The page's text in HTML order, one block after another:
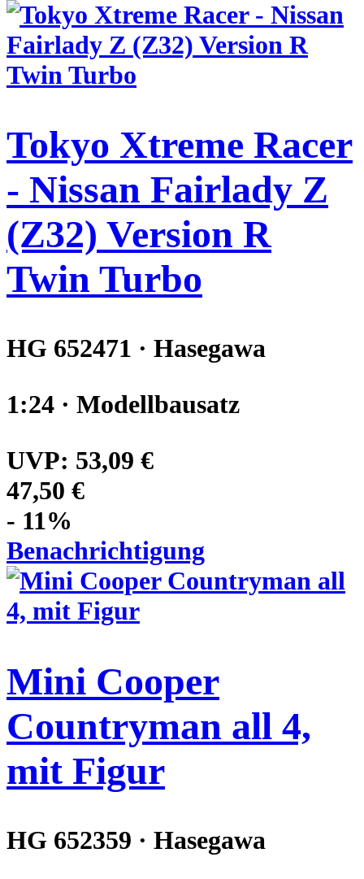
Tokyo Xtreme Racer
- Nissan Fairlady Z
(Z32) Version R
Twin Turbo
HG 652471 · Hasegawa
1:24 · Modellbausatz
UVP: 53,09 €
47,50 €
- 11%
Benachrichtigung
Mini Cooper
Countryman all 4,
mit Figur
HG 652359 · Hasegawa